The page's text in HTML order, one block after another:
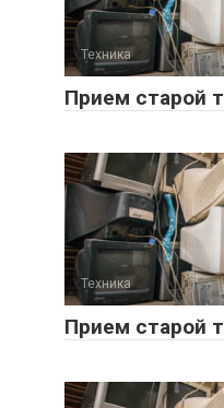
Техника
Прием старой
Техника
Прием старой